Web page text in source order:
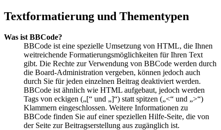
Textformatierung und Thementypen
Was ist BBCode?
BBCode ist eine spezielle Umsetzung von HTML, die Ihnen
weitreichende Formatierungsmöglichkeiten für Ihren Text
gibt. Die Rechte zur Verwendung von BBCode werden durch
die Board-Administration vergeben, können jedoch auch
durch Sie für jeden einzelnen Beitrag deaktiviert werden.
BBCode ist ähnlich wie HTML aufgebaut, jedoch werden
Tags von eckigen („[“ und „]“) statt spitzen („<“ und „>“)
Klammern eingeschlossen. Weitere Informationen zu
BBCode finden Sie auf einer speziellen Hilfe-Seite, die von
der Seite zur Beitragserstellung aus zugänglich ist.